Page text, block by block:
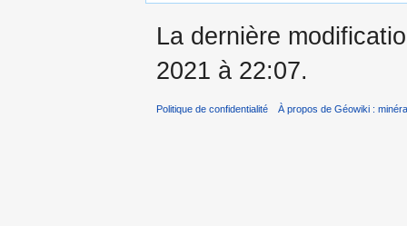
La dernière
2021 à 22:07.
Politique de confidentialité À propos de Géowiki :